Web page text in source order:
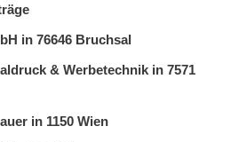
in 76646 Bruchsal
& Werbetechnik in 7571
in 1150 Wien